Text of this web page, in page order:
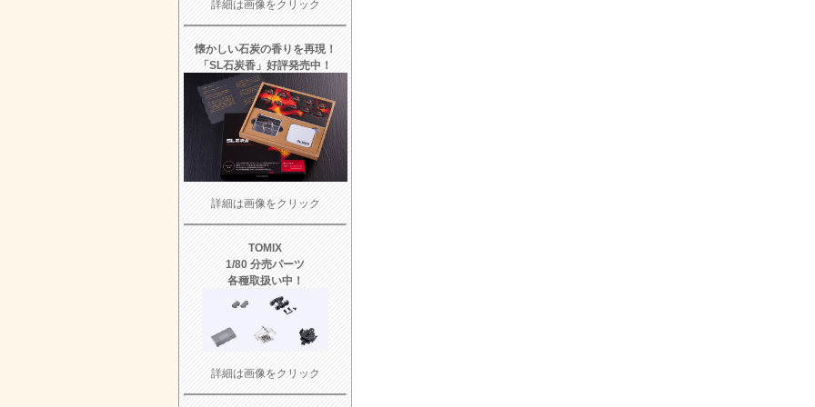
詳細は画像をクリック
懐かしい石炭の香りを再現！
「SL石炭香」好評発売中！
詳細は画像をクリック
TOMIX
1/80 分売パーツ
各種取扱い中！
詳細は画像をクリック